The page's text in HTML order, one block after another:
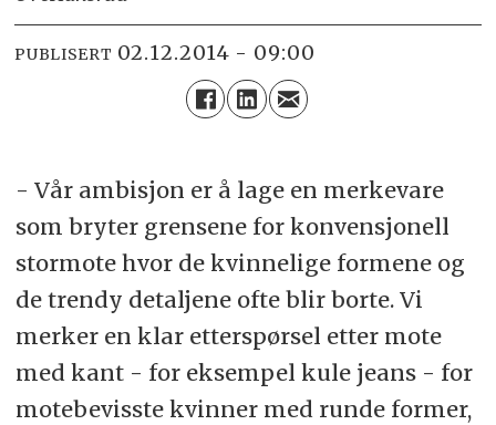
PUBLISERT 02.12.2014 - 09:00
- Vår ambisjon er å lage en merkevare
som bryter grensene for konvensjonell
stormote hvor de kvinnelige formene og
de trendy detaljene ofte blir borte. Vi
merker en klar etterspørsel etter mote
med kant - for eksempel kule jeans - for
motebevisste kvinner med runde former,